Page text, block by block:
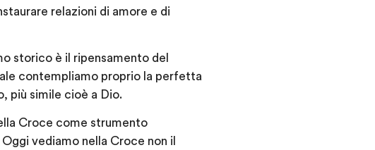
relazioni di amore e di
storico è il ripensamento del
contempliamo proprio la perfetta
più simile cioè a Dio.
Croce come strumento
vediamo nella Croce non il